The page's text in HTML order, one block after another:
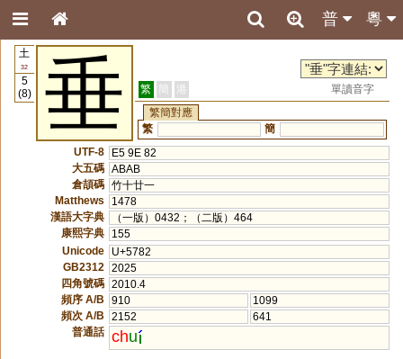
粵
普
土
32
5
(8)
垂 繁 簡 港
單讀音字
繁簡對應
繁
簡
UTF-8
E5 9E 82
大五碼 ABAB
倉頡碼 竹十廿一
Matthews
1478
漢語大字典
（一版）0432；（二版）464
康熙字典
155
Unicode
U+5782
GB2312
2025
四角號碼 2010.4
頻序 A/B
910
1099
頻次 A/B
2152
641
普通話 chu